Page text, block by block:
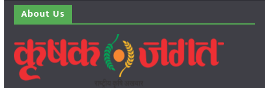
About Us